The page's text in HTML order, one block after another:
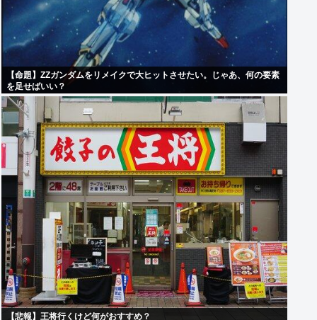
【命題】ZZガンダムをリメイクで大ヒットさせたい。じゃあ、何の要素
を足せばいい？
【悲報】王将行くけど何がおすすめ？